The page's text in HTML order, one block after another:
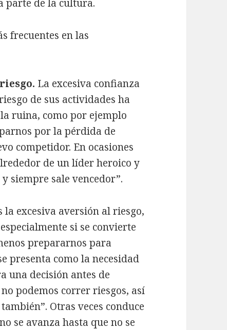
parte de la cultura.
frecuentes en las
La excesiva confianza
de sus actividades ha
ruina, como por ejemplo
por la pérdida de
competidor. En ocasiones
de un líder heroico y
siempre sale vencedor”.
la excesiva aversión al riesgo,
si se convierte
prepararnos para
presenta como la necesidad
una decisión antes de
podemos correr riesgos, así
Otras veces conduce
se avanza hasta que no se